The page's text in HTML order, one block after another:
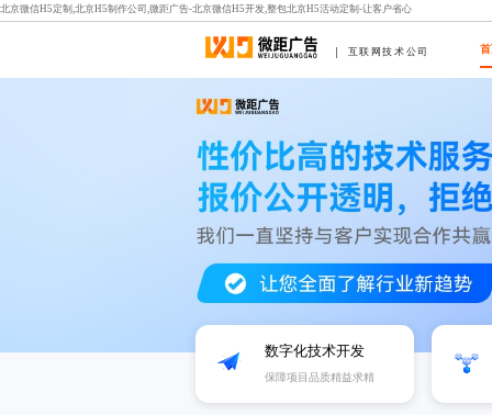
北京微信H5定制,北京H5制作公司,微距广告-北京微信H5开发,整包北京H5活动定制-让客户省心
互联网技术公司
数字化技术开发
保障项目品质精益求精